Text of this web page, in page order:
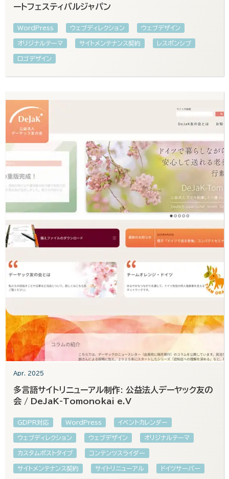
ートフェスティバルジャパン
WordPress ウェブディレクション ウェブデザイン
オリジナルテーマ サイトメンテナンス契約 レスポンシブ
ロゴデザイン
Apr. 2025
多言語サイトリニューアル制作: 公益法人デーヤック友の
会 / DeJaK-Tomonokai e.V
GDPR対応 WordPress イベントカレンダー
ウェブディレクション ウェブデザイン オリジナルテーマ
カスタムポストタイプ コンテンツスライダー
サイトメンテナンス契約 サイトリニューアル ドイツサーバー